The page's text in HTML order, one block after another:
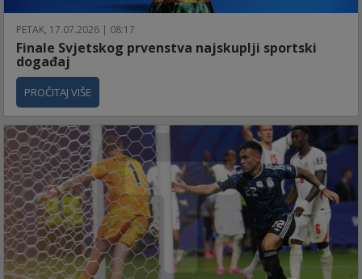
PETAK, 17.07.2026 | 08:17
Finale Svjetskog prvenstva najskuplji sportski
događaj
PROČITAJ VIŠE